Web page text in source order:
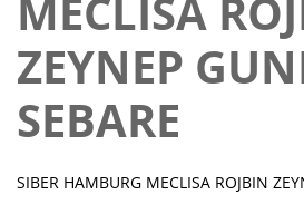
MECLISA
ZEYNEP
SEBARE
SIBER HAMBURG MECLISA ROJBIN